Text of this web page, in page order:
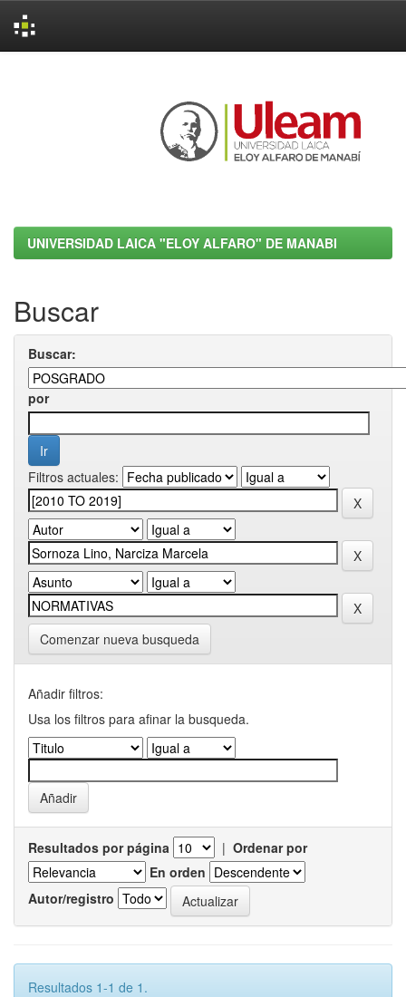
UNIVERSIDAD LAICA "ELOY ALFARO" DE MANABI
Buscar
Buscar:
por
Filtros actuales:
Comenzar nueva busqueda
Añadir filtros:
Usa los filtros para afinar la busqueda.
Resultados por página | Ordenar por
En orden
Autor/registro
Resultados 1-1 de 1.